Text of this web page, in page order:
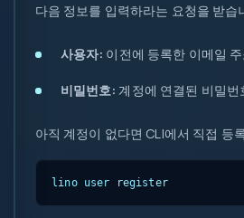
다음 정보를 입력하라는 요청을 받습
사용자: 이전에 등록한 이메일 주
비밀번호: 계정에 연결된 비밀번
아직 계정이 없다면 CLI에서 직접 등
lino user register